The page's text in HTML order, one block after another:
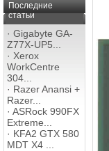
Последние
статьи
· Gigabyte GA-
Z77X-UP5...
· Xerox
WorkCentre
304...
· Razer Anansi +
Razer...
· ASRock 990FX
Extreme...
· KFA2 GTX 580
MDT X4 ...